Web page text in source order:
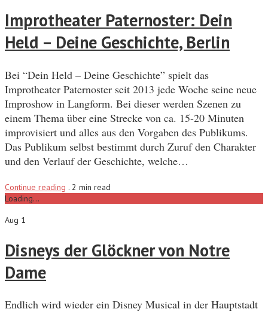
Improtheater Paternoster: Dein
Held – Deine Geschichte, Berlin
Bei “Dein Held – Deine Geschichte” spielt das
Improtheater Paternoster seit 2013 jede Woche seine neue
Improshow in Langform. Bei dieser werden Szenen zu
einem Thema über eine Strecke von ca. 15-20 Minuten
improvisiert und alles aus den Vorgaben des Publikums.
Das Publikum selbst bestimmt durch Zuruf den Charakter
und den Verlauf der Geschichte, welche…
Continue reading . 2 min read
Loading...
Aug 1
Disneys der Glöckner von Notre
Dame
Endlich wird wieder ein Disney Musical in der Hauptstadt